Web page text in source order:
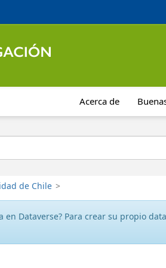
Acerca de
de Chile >
en Dataverse? Para crear su propio